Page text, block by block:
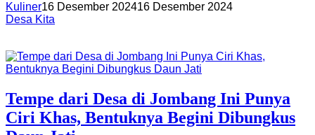
Kuliner16 Desember 202416 Desember 2024
Desa Kita
Tempe dari Desa di Jombang Ini Punya
Ciri Khas, Bentuknya Begini Dibungkus